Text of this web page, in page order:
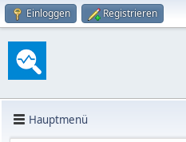
Einloggen Registrieren
Hauptmenü